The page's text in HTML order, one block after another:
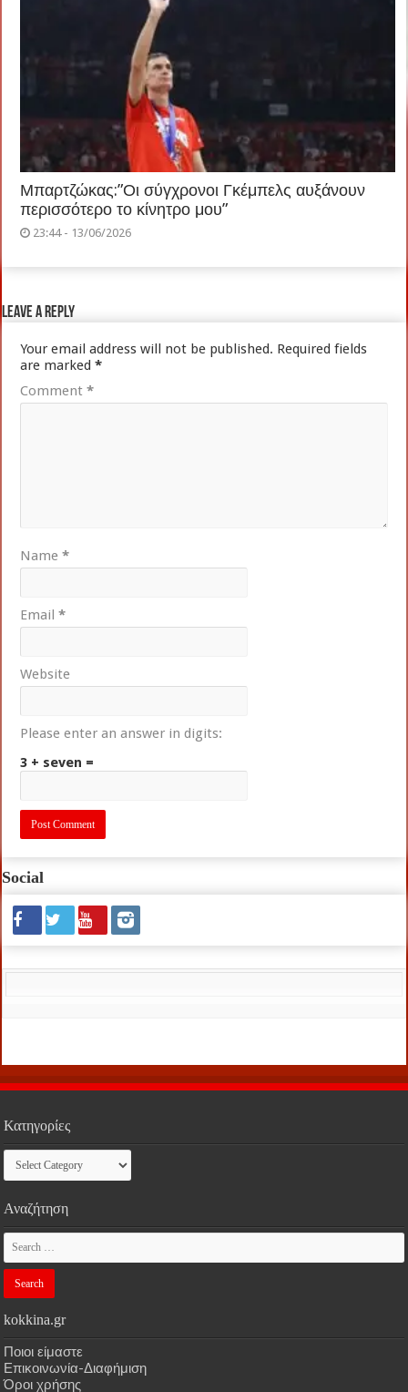
Μπαρτζώκας:”Οι σύγχρονοι Γκέμπελς αυξάνουν
περισσότερο το κίνητρο μου”
23:44 - 13/06/2026
Leave a Reply
Your email address will not be published. Required fields
are marked*
Comment*
Name*
Email*
Website
Please enter an answer in digits:
3 + seven =
Social
Κατηγορίες
Κατηγορίες
Αναζήτηση
kokkina.gr
Ποιοι είμαστε
Επικοινωνία-Διαφήμιση
Όροι χρήσης